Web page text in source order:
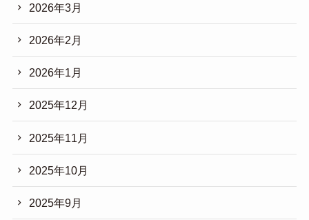
2026年3月
2026年2月
2026年1月
2025年12月
2025年11月
2025年10月
2025年9月